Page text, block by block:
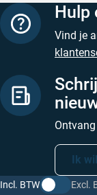
Hulp
Vind je
Ik
Incl. BTW Excl.